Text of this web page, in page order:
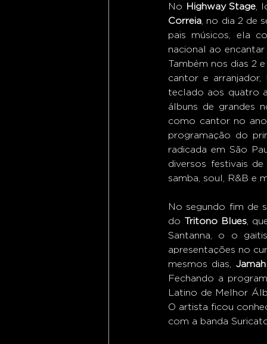
No Highway Stage ,
Correia , no dia 2 de
pais músicos, ela
nacional ao
Também nos dias 2
cantor e arranjador,
teclado aos quatro
álbuns de grandes
como cantor no ano
programação do
radicada em São
diversos festivais
samba, soul, R&B e
No segundo fim de
do Tritono Blues ,
Santanna, o o
apresentações no
mesmos dias,
Fechando a
Latino de Melhor
O artista ficou
com a banda